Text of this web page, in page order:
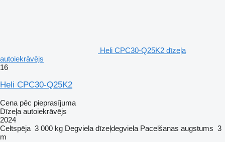
Heli CPC30-Q25K2 dīzeļa
autoiekrāvējs
16
Heli CPC30-Q25K2
Cena pēc pieprasījuma
Dīzeļa autoiekrāvējs
2024
Celtspēja 3 000 kg Degviela dīzeļdegviela Pacelšanas augstums 3
m